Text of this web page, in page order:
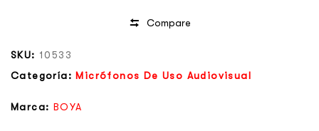
Compare
SKU: 10533
Categoría: Micrófonos De Uso Audiovisual
Marca: BOYA